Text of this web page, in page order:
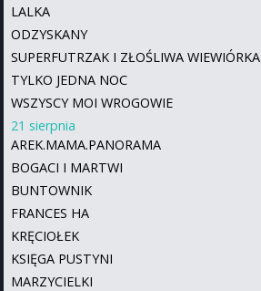
LALKA
ODZYSKANY
SUPERFUTRZAK I ZŁOŚLIWA WIEWIÓRKA
TYLKO JEDNA NOC
WSZYSCY MOI WROGOWIE
21 sierpnia
AREK.MAMA.PANORAMA
BOGACI I MARTWI
BUNTOWNIK
FRANCES HA
KRĘCIOŁEK
KSIĘGA PUSTYNI
MARZYCIELKI